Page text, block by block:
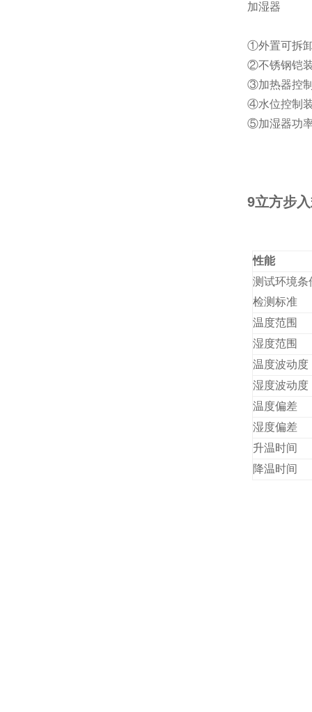
加湿器
①外置可拆
②不锈钢铠
③加热器控
④水位控制
⑤加湿器功
9立方步
性能
测试环境条
检测标准
温度范围
湿度范围
温度波动度
湿度波动度
温度偏差
湿度偏差
升温时间
降温时间